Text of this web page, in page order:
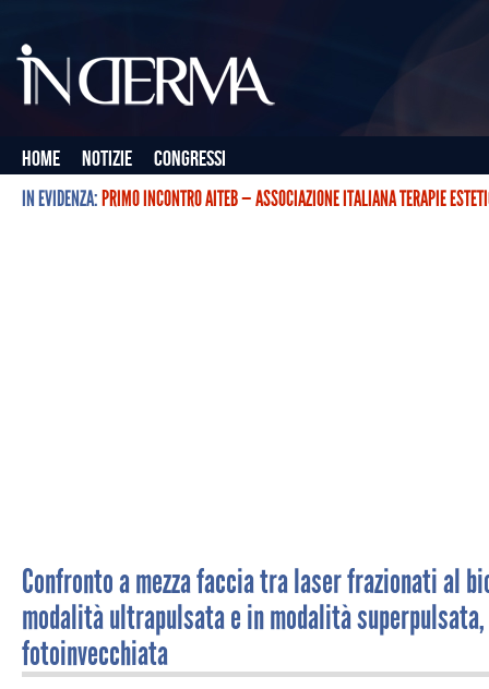
Home Notizie
Congressi
IN EVIDENZA:PRIMO INCONTRO AITEB — ASSOCIAZIONE ITALIANA TERAPIE
Confronto a mezza faccia tra laser frazionati al
modalità ultrapulsata e in modalità
fotoinvecchiata